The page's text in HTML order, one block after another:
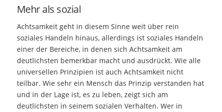
Mehr als sozial
Achtsamkeit geht in diesem Sinne weit über rein
soziales Handeln hinaus, allerdings ist soziales Handeln
einer der Bereiche, in denen sich Achtsamkeit am
deutlichsten bemerkbar macht und ausdrückt. Wie alle
universellen Prinzipien ist auch Achtsamkeit nicht
teilbar. Wie sehr ein Mensch das Prinzip verstanden hat
und in der Lage ist, es zu leben, zeigt sich am
deutlichsten in seinem sozialen Verhalten. Wer in